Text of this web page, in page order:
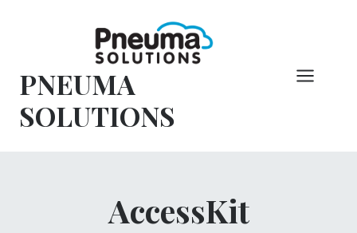
PNEUMA
SOLUTIONS
AccessKit